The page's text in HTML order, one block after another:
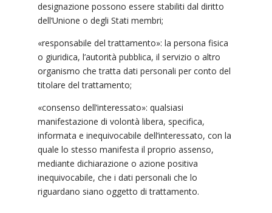
designazione possono essere stabiliti dal diritto
dell’Unione o degli Stati membri;
«responsabile del trattamento»: la persona fisica
o giuridica, l’autorità pubblica, il servizio o altro
organismo che tratta dati personali per conto del
titolare del trattamento;
«consenso dell’interessato»: qualsiasi
manifestazione di volontà libera, specifica,
informata e inequivocabile dell’interessato, con la
quale lo stesso manifesta il proprio assenso,
mediante dichiarazione o azione positiva
inequivocabile, che i dati personali che lo
riguardano siano oggetto di trattamento.